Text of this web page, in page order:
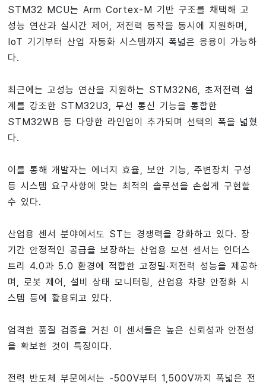
STM32 MCU는 Arm Cortex-M 기반 구조를 채택해 고
성능 연산과 실시간 제어, 저전력 동작을 동시에 지원하며,
IoT 기기부터 산업 자동화 시스템까지 폭넓은 응용이 가능하
다.
최근에는 고성능 연산을 지원하는 STM32N6, 초저전력 설
계를 강조한 STM32U3, 무선 통신 기능을 통합한
STM32WB 등 다양한 라인업이 추가되며 선택의 폭을 넓혔
다.
이를 통해 개발자는 에너지 효율, 보안 기능, 주변장치 구성
등 시스템 요구사항에 맞는 최적의 솔루션을 손쉽게 구현할
수 있다.
산업용 센서 분야에서도 ST는 경쟁력을 강화하고 있다. 장
기간 안정적인 공급을 보장하는 산업용 모션 센서는 인더스
트리 4.0과 5.0 환경에 적합한 고정밀·저전력 성능을 제공하
며, 로봇 제어, 설비 상태 모니터링, 산업용 차량 안정화 시
스템 등에 활용되고 있다.
엄격한 품질 검증을 거친 이 센서들은 높은 신뢰성과 안전성
을 확보한 것이 특징이다.
전력 반도체 부문에서는 -500V부터 1,500V까지 폭넓은 전